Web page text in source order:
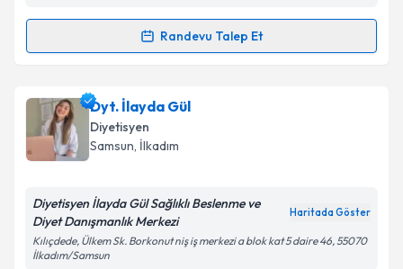
Kişisel verilerimin işlenmesine ilişkinAydınlatma
'ni okudum ve kişisel verilerimin belirtilen
kapsamda işlenmesini kabul ediyorum.
Takvim Talebini Gönder
Randevu Talep Et
Randevu Takvimi Talebi
Dyt. Göksu Başkurtiçin randevu takvimi talebi
oluşturun. Size bu uzmandan randevu almanız için bir
takvim hazırlandığında e-posta ile bilgilendireceğiz.
Dyt. İlayda Gül
Diyetisyen
Samsun, İlkadım
Diyetisyen İlayda Gül Sağlıklı Beslenme ve
Diyet Danışmanlık Merkezi
Haritada Göster
Kılıçdede, Ülkem Sk. Borkonut niş iş merkezi a blok kat 5 daire 46, 55070
İlkadım/Samsun